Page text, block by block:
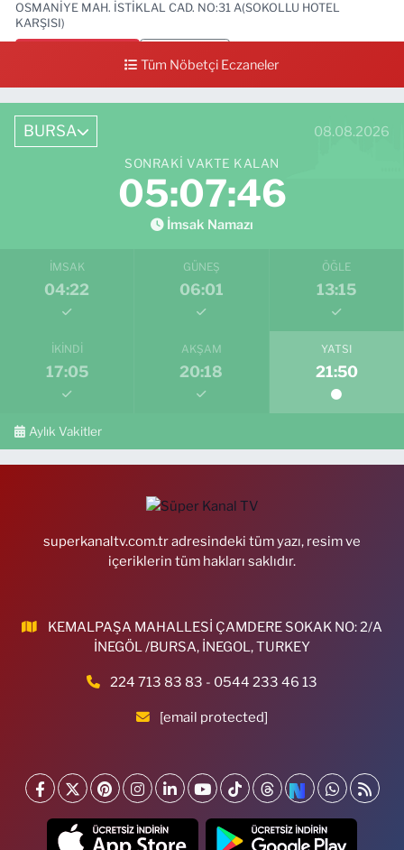
OSMANİYE MAH. İSTİKLAL CAD. NO:31 A(SOKOLLU HOTEL
KARŞISI)
Tüm Nöbetçi Eczaneler
BURSA 08.08.2026
SONRAKI VAKTE KALAN
05:07:44
İmsak Namazı
İMSAK
04:22
GÜNEŞ
06:01
ÖĞLE
13:15
İKINDI
17:05
AKŞAM
20:18
YATSI
21:50
Aylık Vakitler
superkanaltv.com.tr adresindeki tüm yazı, resim ve
içeriklerin tüm hakları saklıdır.
KEMALPAŞA MAHALLESİ ÇAMDERE SOKAK NO: 2/A
İNEGÖL /BURSA, İNEGOL, TURKEY
224 713 83 83 - 0544 233 46 13
[email protected]